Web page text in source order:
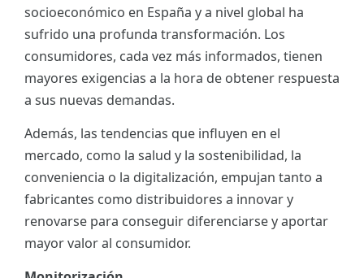
socioeconómico en España y a nivel global ha
sufrido una profunda transformación. Los
consumidores, cada vez más informados, tienen
mayores exigencias a la hora de obtener respuesta
a sus nuevas demandas.
Además, las tendencias que influyen en el
mercado, como la salud y la sostenibilidad, la
conveniencia o la digitalización, empujan tanto a
fabricantes como distribuidores a innovar y
renovarse para conseguir diferenciarse y aportar
mayor valor al consumidor.